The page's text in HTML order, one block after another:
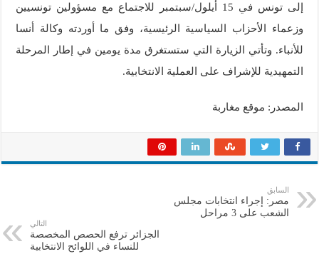
إلى تونس في 15 أيلول/سبتمبر للاجتماع مع مسؤولين تونسيين
وزعماء الأحزاب السياسية الرئيسية، وفق ما أوردته وكالة أنسا
للأنباء. وتأتي الزيارة التي ستستغرق مدة يومين في إطار المرحلة
التمهيدية للإشراف على العملية الانتخابية.
المصدر: موقع مغاربة
السابق
مصر: إجراء انتخابات مجلس
الشعب على 3 مراحل
التالي
الجزائر ترفع الحصص المخصصة
للنساء في اللوائح الانتخابية